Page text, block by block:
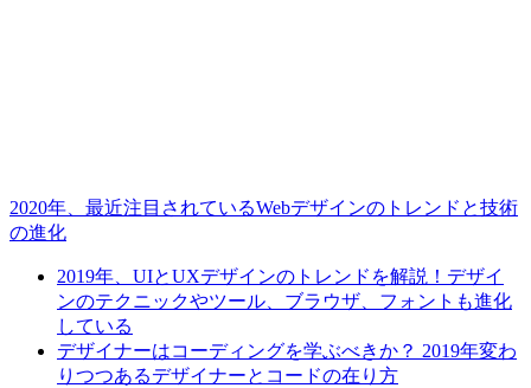
2020年、最近注目されているWebデザインのトレンドと技術
の進化
2019年、UIとUXデザインのトレンドを解説！デザイ
ンのテクニックやツール、ブラウザ、フォントも進化
している
デザイナーはコーディングを学ぶべきか？ 2019年変わ
りつつあるデザイナーとコードの在り方